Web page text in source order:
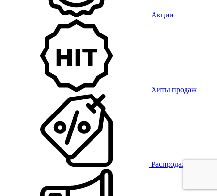
Акции
Хиты продаж
Распродажа